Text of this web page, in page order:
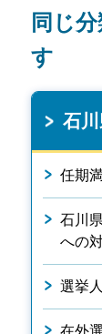
同じ
す
石
任期
石川
への
選挙
在外